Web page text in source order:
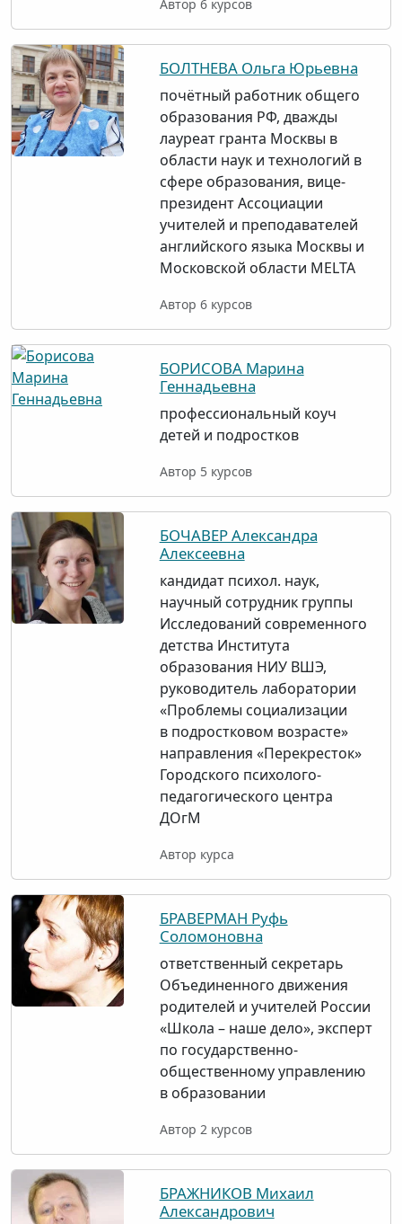
Автор 6 курсов
БОЛТНЕВА Ольга Юрьевна
почётный работник общего
образования РФ, дважды
лауреат гранта Москвы в
области наук и технологий в
сфере образования, вице-
президент Ассоциации
учителей и преподавателей
английского языка Москвы и
Московской области MELTA
Автор 6 курсов
БОРИСОВА Марина
Геннадьевна
профессиональный коуч
детей и подростков
Автор 5 курсов
БОЧАВЕР Александра
Алексеевна
кандидат психол. наук,
научный сотрудник группы
Исследований современного
детства Института
образования НИУ ВШЭ,
руководитель лаборатории
«Проблемы социализации
в подростковом возрасте»
направления «Перекресток»
Городского психолого-
педагогического центра
ДОгМ
Автор курса
БРАВЕРМАН Руфь
Соломоновна
ответственный секретарь
Объединенного движения
родителей и учителей России
«Школа – наше дело», эксперт
по государственно-
общественному управлению
в образовании
Автор 2 курсов
БРАЖНИКОВ Михаил
Александрович